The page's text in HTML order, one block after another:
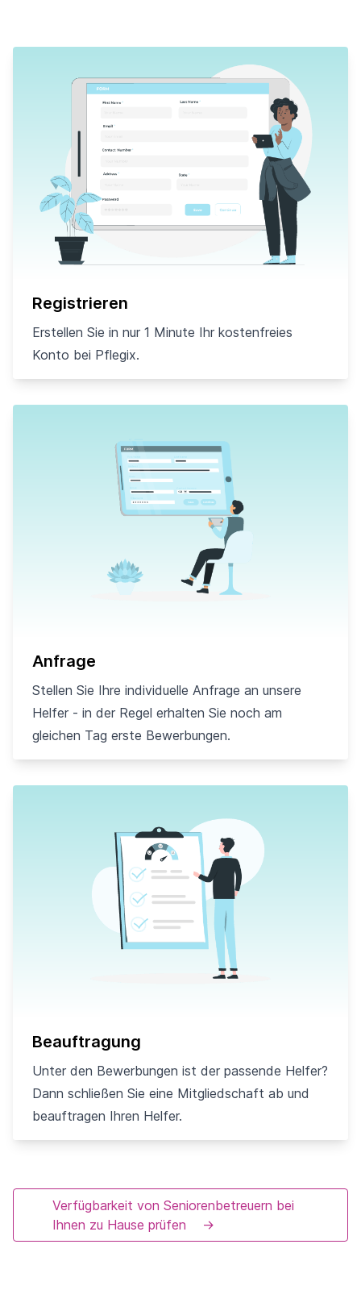
Registrieren
Erstellen Sie in nur 1 Minute Ihr kostenfreies
Konto bei Pflegix.
Anfrage
Stellen Sie Ihre individuelle Anfrage an unsere
Helfer - in der Regel erhalten Sie noch am
gleichen Tag erste Bewerbungen.
Beauftragung
Unter den Bewerbungen ist der passende Helfer?
Dann schließen Sie eine Mitgliedschaft ab und
beauftragen Ihren Helfer.
Verfügbarkeit von Seniorenbetreuern bei
Ihnen zu Hause prüfen
→